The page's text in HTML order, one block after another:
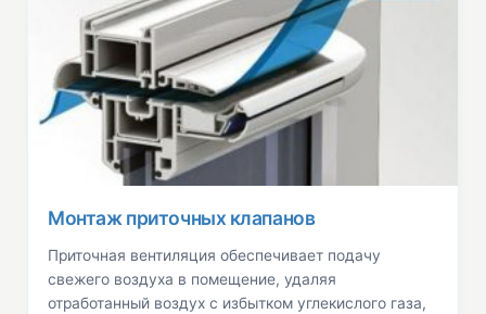
Монтаж приточных клапанов
Приточная вентиляция обеспечивает подачу
свежего воздуха в помещение, удаляя
отработанный воздух с избытком углекислого газа,